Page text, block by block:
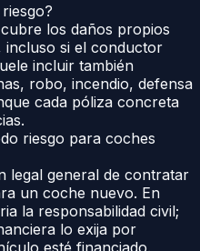
los daños propios
incluso si el conductor
incluir también
robo, incendio, defensa
cada póliza concreta
riesgo para coches
legal general de contratar
un coche nuevo. En
la responsabilidad civil;
lo exija por
esté financiado.